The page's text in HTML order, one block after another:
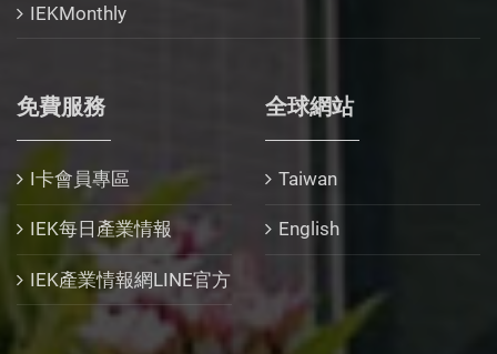
IEKMonthly
免費服務
I卡會員專區
IEK每日產業情報
IEK產業情報網LINE官方
全球網站
Taiwan
English